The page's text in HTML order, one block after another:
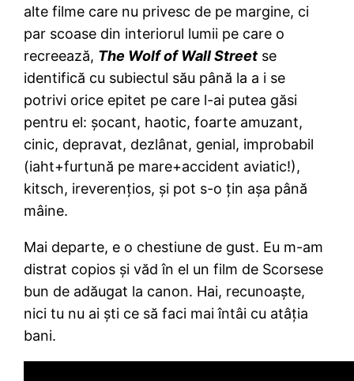
alte filme care nu privesc de pe margine, ci
par scoase din interiorul lumii pe care o
recreează, The Wolf of Wall Street se
identifică cu subiectul său până la a i se
potrivi orice epitet pe care l-ai putea găsi
pentru el: şocant, haotic, foarte amuzant,
cinic, depravat, dezlânat, genial, improbabil
(iaht+furtună pe mare+accident aviatic!),
kitsch, ireverenţios, şi pot s-o ţin aşa până
mâine.
Mai departe, e o chestiune de gust. Eu m-am
distrat copios şi văd în el un film de Scorsese
bun de adăugat la canon. Hai, recunoaşte,
nici tu nu ai şti ce să faci mai întâi cu atâţia
bani.